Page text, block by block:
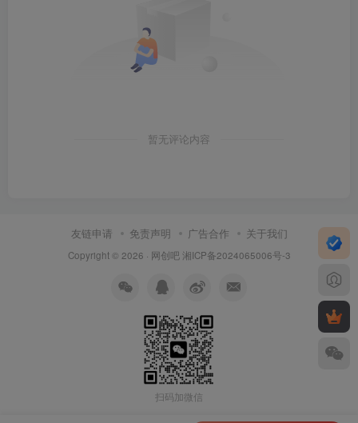
暂无评论内容
友链申请 免责声明 广告合作 关于我们
Copyright © 2026 · 网创吧 湘ICP备2024065006号-3
扫码加微信